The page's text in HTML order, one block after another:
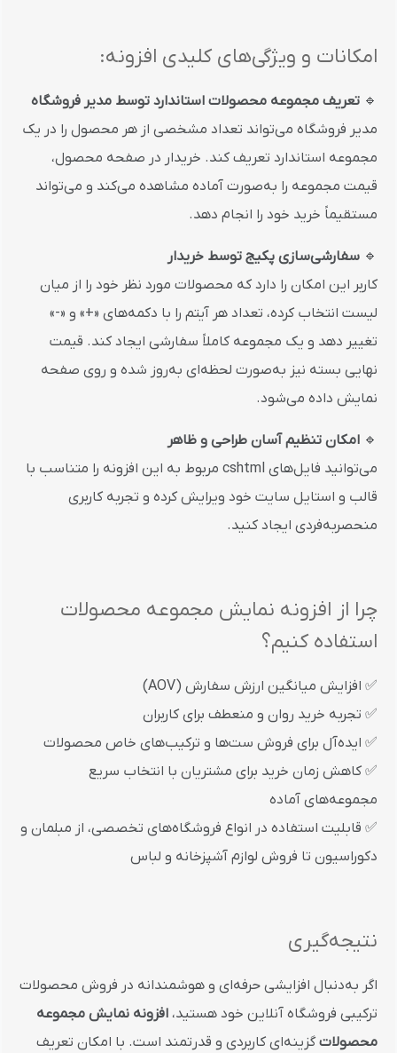
امکانات و ویژگی‌های کلیدی افزونه:
🔹 تعریف مجموعه محصولات استاندارد توسط مدیر فروشگاه
مدیر فروشگاه می‌تواند تعداد مشخصی از هر محصول را در یک
مجموعه استاندارد تعریف کند. خریدار در صفحه محصول،
قیمت مجموعه را به‌صورت آماده مشاهده می‌کند و می‌تواند
مستقیماً خرید خود را انجام دهد.
🔹 سفارشی‌سازی پکیج توسط خریدار
کاربر این امکان را دارد که محصولات مورد نظر خود را از میان
لیست انتخاب کرده، تعداد هر آیتم را با دکمه‌های «+» و «-»
تغییر دهد و یک مجموعه کاملاً سفارشی ایجاد کند. قیمت
نهایی بسته نیز به‌صورت لحظه‌ای به‌روز شده و روی صفحه
نمایش داده می‌شود.
🔹 امکان تنظیم آسان طراحی و ظاهر
می‌توانید فایل‌های cshtml مربوط به این افزونه را متناسب با
قالب و استایل سایت خود ویرایش کرده و تجربه کاربری
منحصربه‌فردی ایجاد کنید.
چرا از افزونه نمایش مجموعه محصولات
استفاده کنیم؟
✅ افزایش میانگین ارزش سفارش (AOV)
✅ تجربه خرید روان و منعطف برای کاربران
✅ ایده‌آل برای فروش ست‌ها و ترکیب‌های خاص محصولات
✅ کاهش زمان خرید برای مشتریان با انتخاب سریع
مجموعه‌های آماده
✅ قابلیت استفاده در انواع فروشگاه‌های تخصصی، از مبلمان و
دکوراسیون تا فروش لوازم آشپزخانه و لباس
نتیجه‌گیری
اگر به‌دنبال افزایشی حرفه‌ای و هوشمندانه در فروش محصولات
ترکیبی فروشگاه آنلاین خود هستید، افزونه نمایش مجموعه
محصولاتگزینه‌ای کاربردی و قدرتمند است. با امکان تعریف